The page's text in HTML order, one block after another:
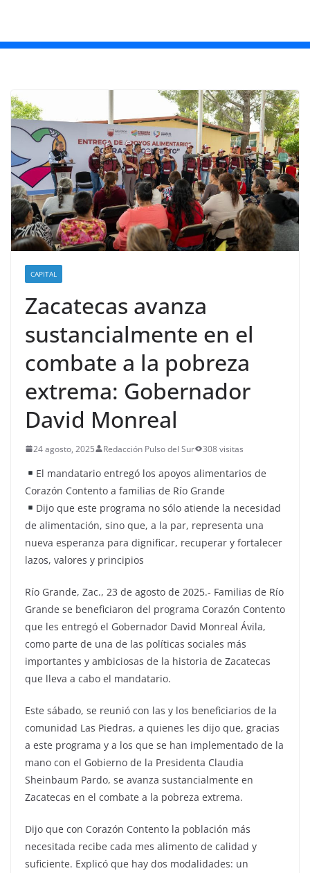
CAPITAL
Zacatecas avanza
sustancialmente en el
combate a la pobreza
extrema: Gobernador
David Monreal
24 agosto, 2025 Redacción Pulso del Sur 308 visitas
El mandatario entregó los apoyos alimentarios de
Corazón Contento a familias de Río Grande
Dijo que este programa no sólo atiende la necesidad
de alimentación, sino que, a la par, representa una
nueva esperanza para dignificar, recuperar y fortalecer
lazos, valores y principios
Río Grande, Zac., 23 de agosto de 2025.- Familias de Río
Grande se beneficiaron del programa Corazón Contento
que les entregó el Gobernador David Monreal Ávila,
como parte de una de las políticas sociales más
importantes y ambiciosas de la historia de Zacatecas
que lleva a cabo el mandatario.
Este sábado, se reunió con las y los beneficiarios de la
comunidad Las Piedras, a quienes les dijo que, gracias
a este programa y a los que se han implementado de la
mano con el Gobierno de la Presidenta Claudia
Sheinbaum Pardo, se avanza sustancialmente en
Zacatecas en el combate a la pobreza extrema.
Dijo que con Corazón Contento la población más
necesitada recibe cada mes alimento de calidad y
suficiente. Explicó que hay dos modalidades: un